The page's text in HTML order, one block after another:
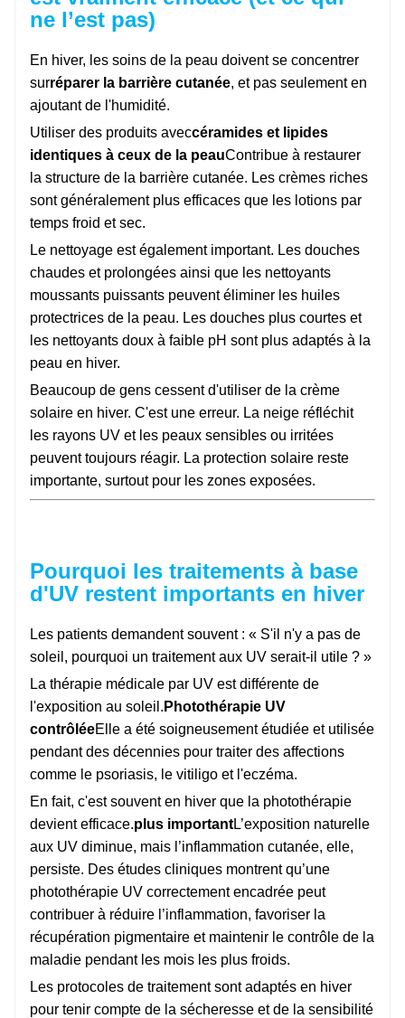
ne l’est pas)
En hiver, les soins de la peau doivent se concentrer
surréparer la barrière cutanée, et pas seulement en
ajoutant de l'humidité.
Utiliser des produits aveccéramides et lipides
identiques à ceux de la peauContribue à restaurer
la structure de la barrière cutanée. Les crèmes riches
sont généralement plus efficaces que les lotions par
temps froid et sec.
Le nettoyage est également important. Les douches
chaudes et prolongées ainsi que les nettoyants
moussants puissants peuvent éliminer les huiles
protectrices de la peau. Les douches plus courtes et
les nettoyants doux à faible pH sont plus adaptés à la
peau en hiver.
Beaucoup de gens cessent d'utiliser de la crème
solaire en hiver. C'est une erreur. La neige réfléchit
les rayons UV et les peaux sensibles ou irritées
peuvent toujours réagir. La protection solaire reste
importante, surtout pour les zones exposées.
Pourquoi les traitements à base
d'UV restent importants en hiver
Les patients demandent souvent : « S'il n'y a pas de
soleil, pourquoi un traitement aux UV serait-il utile ? »
La thérapie médicale par UV est différente de
l'exposition au soleil. Photothérapie UV
contrôléeElle a été soigneusement étudiée et utilisée
pendant des décennies pour traiter des affections
comme le psoriasis, le vitiligo et l'eczéma.
En fait, c'est souvent en hiver que la photothérapie
devient efficace.plus importantL’exposition naturelle
aux UV diminue, mais l’inflammation cutanée, elle,
persiste. Des études cliniques montrent qu’une
photothérapie UV correctement encadrée peut
contribuer à réduire l’inflammation, favoriser la
récupération pigmentaire et maintenir le contrôle de la
maladie pendant les mois les plus froids.
Les protocoles de traitement sont adaptés en hiver
pour tenir compte de la sécheresse et de la sensibilité